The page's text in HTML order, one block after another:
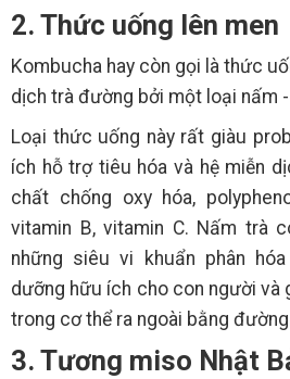
2. Thức uống lên men
Kombucha hay còn gọi là thức
dịch trà đường bởi một loại nấm
Loại thức uống này rất giàu
ích hỗ trợ tiêu hóa và hệ miễn
chất chống oxy hóa,
vitamin B, vitamin C. Nấm trà
những siêu vi khuẩn phân
dưỡng hữu ích cho con người
trong cơ thể ra ngoài bằng
3. Tương miso Nhật